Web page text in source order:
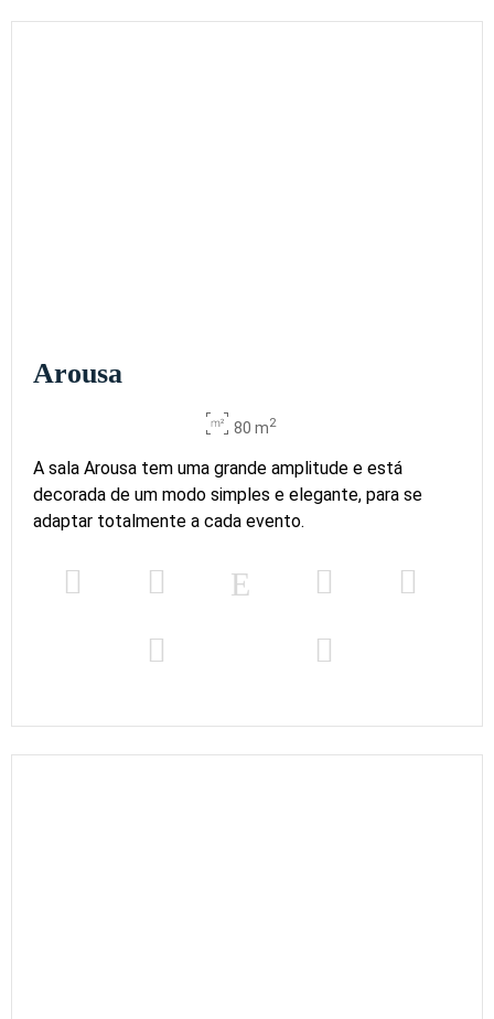
Arousa
80 m2
A sala Arousa tem uma grande amplitude e está
decorada de um modo simples e elegante, para se
adaptar totalmente a cada evento.